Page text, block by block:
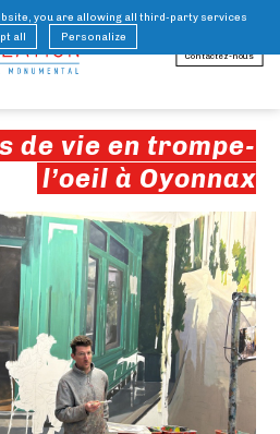
Contactez-nous
FR EN
de vie en trompe-
l’oeil à Oyonnax
you are allowing all third-party services
all
Personalize